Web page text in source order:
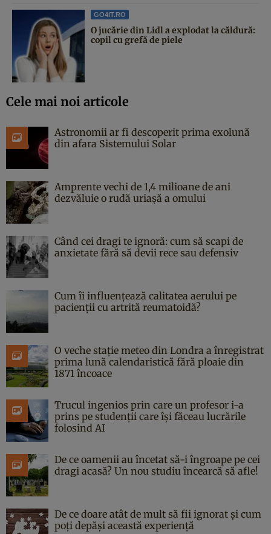
GO4IT.RO
O jucărie din Lidl a explodat la căldură:
copil cu grefă de piele
Cele mai noi articole
Astronomii ar fi descoperit prima exolună
din afara Sistemului Solar
Amprente vechi de 1,4 milioane de ani
dezvăluie o rudă uriașă a omului
Când cei dragi te ignoră: cum să scapi de
anxietate fără să devii rece sau defensiv
Cum îi influențează calitatea aerului pe
pacienții cu artrită reumatoidă?
O veche stație meteo din Londra a înregistrat
prima lună calendaristică fără ploaie din
1871 încoace
Trucul ingenios prin care un profesor i-a
prins pe studenții care își făceau lucrările
folosind AI
De ce oamenii au încetat să-i îngroape pe cei
dragi acasă? Un nou studiu încearcă să afle!
De ce doare atât de mult să fii ignorat și cum
poți depăși această experiență